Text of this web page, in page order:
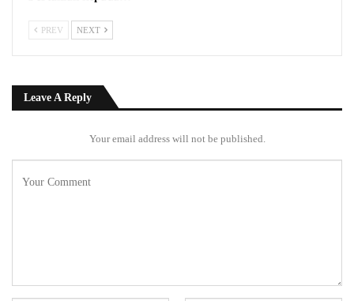
PREV NEXT
Leave A Reply
Your email address will not be published.